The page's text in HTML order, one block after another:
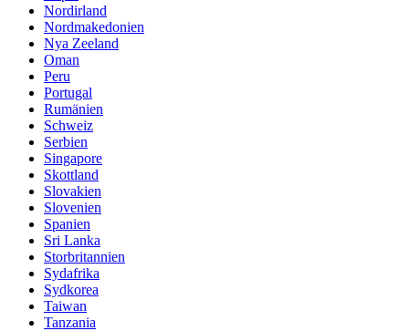
Nordirland
Nordmakedonien
Nya Zeeland
Oman
Peru
Portugal
Rumänien
Schweiz
Serbien
Singapore
Skottland
Slovakien
Slovenien
Spanien
Sri Lanka
Storbritannien
Sydafrika
Sydkorea
Taiwan
Tanzania